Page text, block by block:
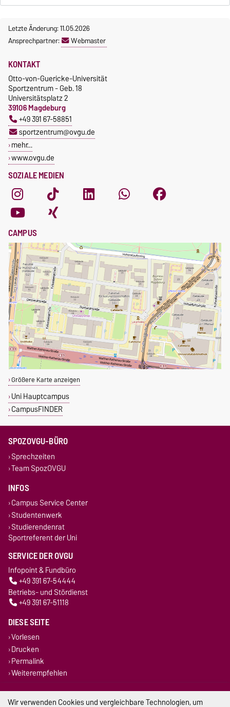
Letzte Änderung: 11.05.2026
Ansprechpartner:
Webmaster
SOZIALE MEDIEN
KONTAKT
Otto-von-Guericke-Universität
Sportzentrum - Geb. 18
Universitätsplatz 2
39106 Magdeburg
+49 391 67-58851
sportzentrum@ovgu.de
mehr…
www.ovgu.de
CAMPUS
Größere Karte anzeigen
Uni Hauptcampus
CampusFINDER
SPOZOVGU-BÜRO
Sprechzeiten
Team SpozOVGU
INFOS
Campus Service Center
Studentenwerk
Studierendenrat
Sportreferent der Uni
SERVICE DER OVGU
Infopoint & Fundbüro
+49 391 67-54444
Betriebs- und Stördienst
+49 391 67-51118
DIESE SEITE
Vorlesen
Drucken
Permalink
Weiterempfehlen
Impressum
Wir verwenden Cookies und vergleichbare Technologien, um